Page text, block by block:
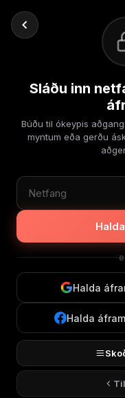
Sláðu inn
Búðu til ókeypis
myntum eða gerðu
Halda
Halda